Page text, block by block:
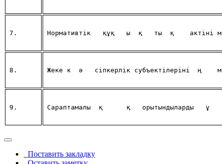
7. Нормативтік құқ ы қ ты қ актіні м
8. Жеке к ә сіпкерлік субъектілеріні ң м
9. Сараптамалы қ қ орытындыларды ұ
Поставить закладку